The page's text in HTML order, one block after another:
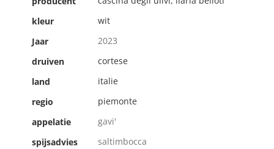
kleur
wit
Jaar
2023
druiven
cortese
land
italie
regio
piemonte
appelatie
gavi'
spijsadvies
saltimbocca